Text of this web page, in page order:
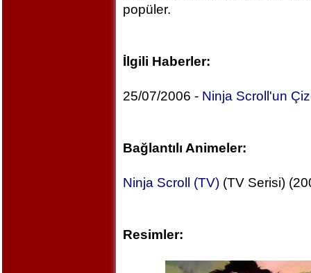
popüler.
İlgili Haberler:
25/07/2006 - Ninja Scroll'un
Bağlantılı Animeler:
Ninja Scroll (TV)(TV Serisi)
Resimler: